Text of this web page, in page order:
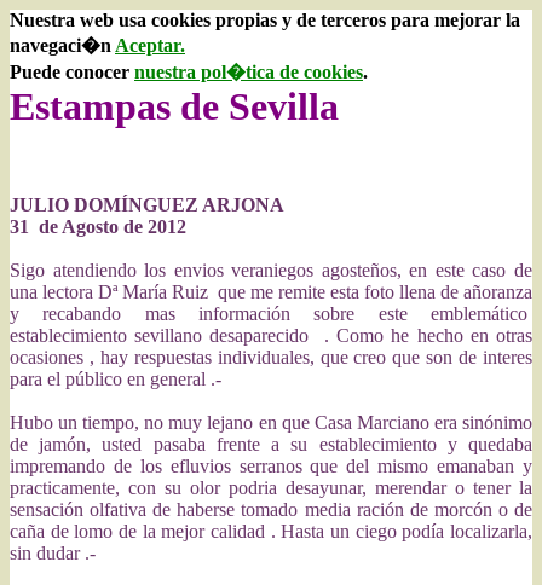
Nuestra web usa cookies propias y de terceros para mejorar la
navegaci�n Aceptar.
Puede conocer nuestra pol�tica de cookies.
Estampas de Sevilla
JULIO DOMÍNGUEZ ARJONA
31 de Agosto de 2012
Sigo atendiendo los envios veraniegos agosteños, en este caso de
una lectora Dª María Ruiz que me remite esta foto llena de añoranza
y recabando mas información sobre este emblemático
establecimiento sevillano desaparecido . Como he hecho en otras
ocasiones , hay respuestas individuales, que creo que son de interes
para el público en general .-
Hubo un tiempo, no muy lejano en que Casa Marciano era sinónimo
de jamón, usted pasaba frente a su establecimiento y quedaba
impremando de los efluvios serranos que del mismo emanaban y
practicamente, con su olor podria desayunar, merendar o tener la
sensación olfativa de haberse tomado media ración de morcón o de
caña de lomo de la mejor calidad . Hasta un ciego podía localizarla,
sin dudar .-